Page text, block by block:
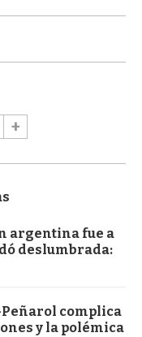
argentina fue a
deslumbrada:
Peñarol complica
y la polémica